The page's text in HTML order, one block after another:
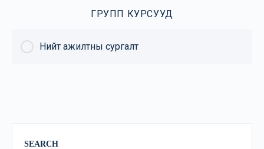
ГРУПП КУРСУУД
Нийт ажилтны сургалт
SEARCH